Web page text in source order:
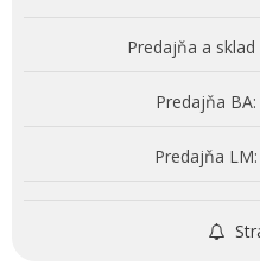
Predajňa a sklad
Predajňa BA:
Predajňa LM: